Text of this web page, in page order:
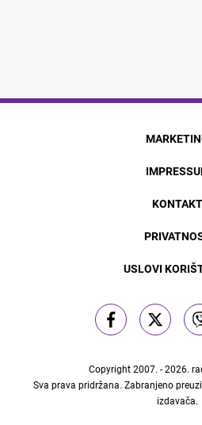
KONTAKT
USLOVI
Copyright 2007. - 2026.
Sva prava pridržana. Zabranjeno
izdavača.